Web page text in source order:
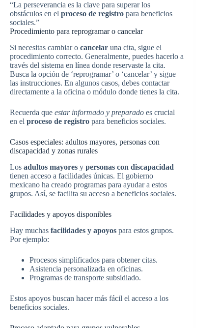
“La perseverancia es la clave para superar los
obstáculos en el proceso de registro para beneficios
sociales.”
Procedimiento para reprogramar o cancelar
Si necesitas cambiar o cancelar una cita, sigue el
procedimiento correcto. Generalmente, puedes hacerlo a
través del sistema en línea donde reservaste la cita.
Busca la opción de ‘reprogramar’ o ‘cancelar’ y sigue
las instrucciones. En algunos casos, debes contactar
directamente a la oficina o módulo donde tienes la cita.
Recuerda que estar informado y preparado es crucial
en el proceso de registro para beneficios sociales.
Casos especiales: adultos mayores, personas con
discapacidad y zonas rurales
Los adultos mayores y personas con discapacidad
tienen acceso a facilidades únicas. El gobierno
mexicano ha creado programas para ayudar a estos
grupos. Así, se facilita su acceso a beneficios sociales.
Facilidades y apoyos disponibles
Hay muchas facilidades y apoyos para estos grupos.
Por ejemplo:
Procesos simplificados para obtener citas.
Asistencia personalizada en oficinas.
Programas de transporte subsidiado.
Estos apoyos buscan hacer más fácil el acceso a los
beneficios sociales.